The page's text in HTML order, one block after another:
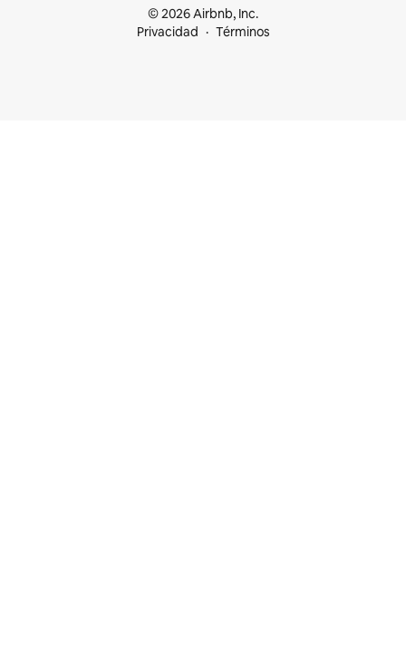
© 2026 Airbnb, Inc.
Privacidad
Términos